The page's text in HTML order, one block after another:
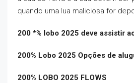
quando uma lua maliciosa for
200 *% lobo 2025 deve assistir
200% Lobo 2025 Opções de
200% LOBO 2025 FLOWS